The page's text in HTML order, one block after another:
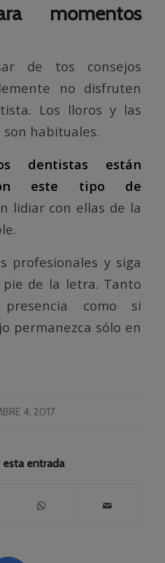
momentos
de tos consejos
no disfruten
Los lloros y las
habituales.
dentistas están
este tipo de
lidiar con ellas de la
profesionales y siga
de la letra. Tanto
como si
permanezca sólo en
4, 2017
esta entrada